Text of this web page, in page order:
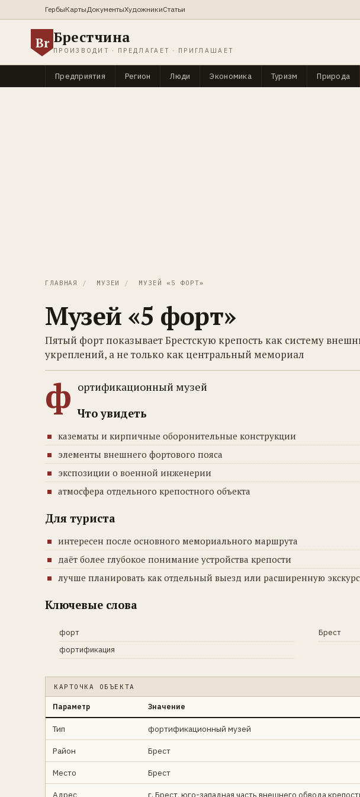
ГербыКартыДокументыХудожникиСтатьи
Br Брестчина
ПРОИЗВОДИТ · ПРЕДЛАГАЕТ · ПРИГЛАШАЕТ
Предприятия Регион Люди Экономика Туризм Природа
ГЛАВНАЯ / МУЗЕИ / МУЗЕЙ «5 ФОРТ»
Музей «5 форт»
Пятый форт показывает Брестскую крепость как систему
укреплений, а не только как центральный мемориал
ф ортификационный музей
Что увидеть
казематы и кирпичные оборонительные конструкции
элементы внешнего фортового пояса
экспозиции о военной инженерии
атмосфера отдельного крепостного объекта
Для туриста
интересен после основного мемориального маршрута
даёт более глубокое понимание устройства крепости
лучше планировать как отдельный выезд или расширенную
Ключевые слова
форт
фортификация
Брест
КАРТОЧКА ОБЪЕКТА
Параметр Значение
Тип фортификационный музей
Район Брест
Место Брест
Адрес г. Брест, юго-западная часть внешнего обвода